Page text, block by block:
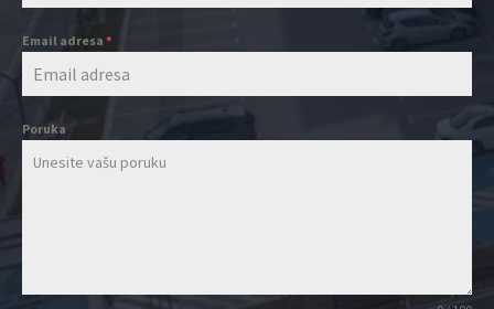
Email adresa *
Poruka